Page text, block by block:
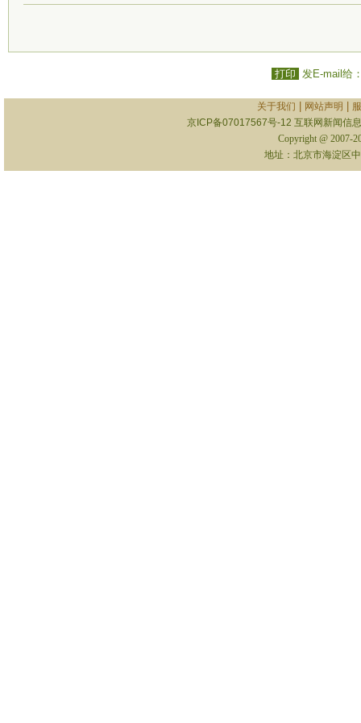
打印 发E-mail给
关于我们 网站声明
京ICP备07017567号-12 互联网新闻信
Copyright @ 2007-
地址：北京市海淀区